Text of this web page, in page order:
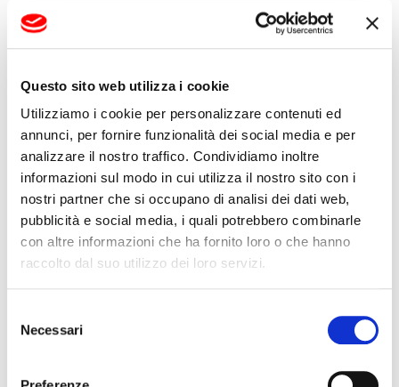
Questo sito web utilizza i cookie
Utilizziamo i cookie per personalizzare contenuti ed
annunci, per fornire funzionalità dei social media e per
analizzare il nostro traffico. Condividiamo inoltre
informazioni sul modo in cui utilizza il nostro sito con i
nostri partner che si occupano di analisi dei dati web,
pubblicità e social media, i quali potrebbero combinarle
con altre informazioni che ha fornito loro o che hanno
raccolto dal suo utilizzo dei loro servizi.
delNecessari
La nuova linea produrrà:
mm,
capacità di1200 kg/h,
lastre piane fino a25 mm di spessore
Questo progetto si aggiunge alle precedenti
forniture di due linee geomembrane da 8000
mm e una linea T-Grip da 2000 mm.
Un risultato che rafforza, inoltre, la nostra
MDM NT (Polonia):
l’extrusion coating per